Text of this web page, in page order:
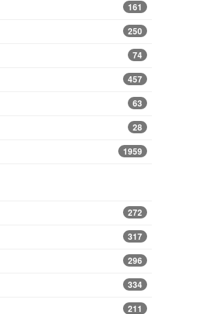
161
250
74
457
63
28
1959
272
317
296
334
211